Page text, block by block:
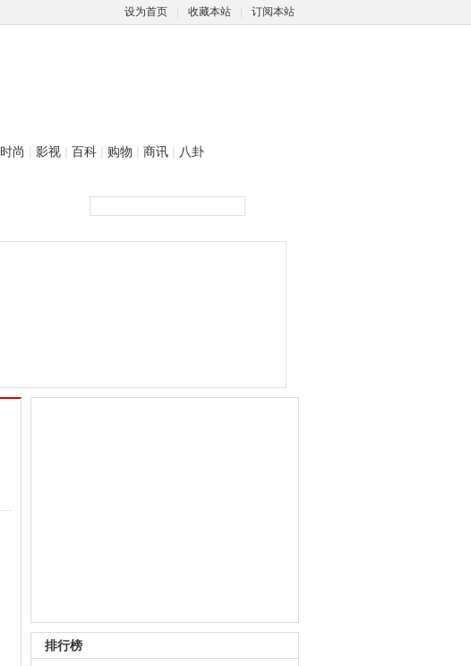
设为首页 收藏本站 订阅本站
时尚 | 影视 | 百科 | 购物 | 商讯 | 八卦
排行榜